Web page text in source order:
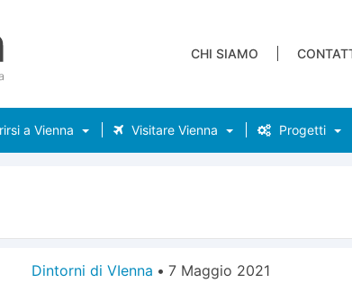
CHI SIAMO
a Vienna Visitare Vienna Progetti
Dintorni di VIenna • 7 Maggio 2021